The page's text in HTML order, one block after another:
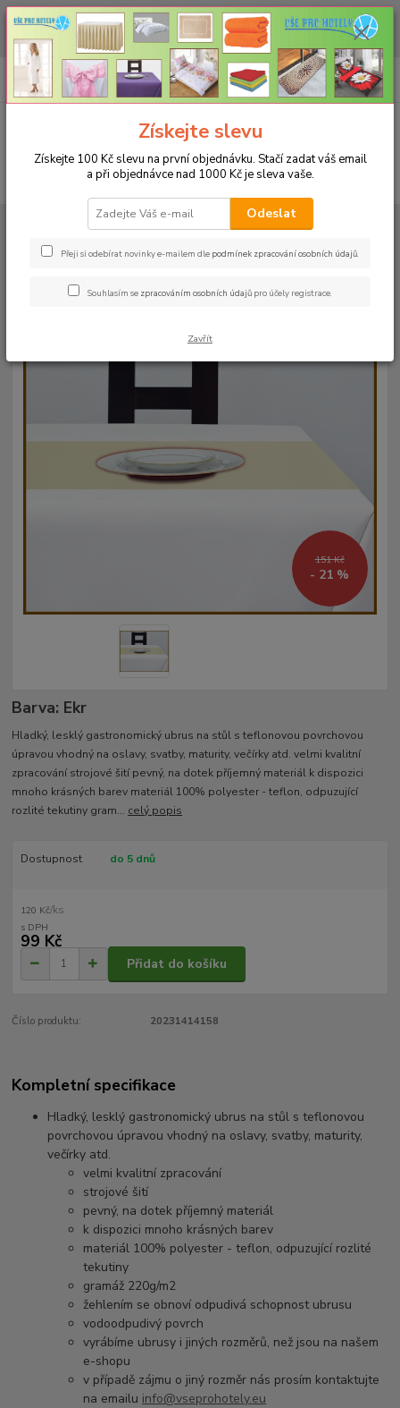
CHCETE NAKOUPIT VĚTŠÍ MNOŽSTVÍ NAŠICH PRODUKTŮ ZA LEPŠÍ
CENU? Klikněte ZDE
CZK
+420 773 794 023
Pondělí-pátek 9-16 hodin
0ks
za0 Kč
UBRUSY
Luxusní ubrusy Atlas-Rodos s vodoodpudivou úpravou
Ubrus ATLAS 38x140cm ekr
151 Kč
- 21 %
Barva: Ekr
Hladký, lesklý gastronomický ubrus na stůl s teflonovou povrchovou
úpravou vhodný na oslavy, svatby, maturity, večírky atd. velmi kvalitní
zpracování strojové šití pevný, na dotek příjemný materiál k dispozici
mnoho krásných barev materiál 100% polyester - teflon, odpuzující
rozlité tekutiny gram... celý popis
Dostupnost do 5 dnů
120 Kč/ks
99 Kč
Přidat do košíku
Číslo produktu: 20231414158
Kompletní specifikace
Hladký, lesklý gastronomický ubrus na stůl s teflonovou
povrchovou úpravou vhodný na oslavy, svatby, maturity,
večírky atd.
velmi kvalitní zpracování
strojové šití
pevný, na dotek příjemný materiál
k dispozici mnoho krásných barev
materiál 100% polyester - teflon, odpuzující rozlité
tekutiny
gramáž 220g/m2
žehlením se obnoví odpudivá schopnost ubrusu
vodoodpudivý povrch
vyrábíme ubrusy i jiných rozměrů, než jsou na našem
e-shopu
v případě zájmu o jiný rozměr nás prosím kontaktujte
na emailu info@vseprohotely.eu
Získejte slevu
Získejte 100 Kč slevu na první objednávku. Stačí zadat váš email
a při objednávce nad 1000 Kč je sleva vaše.
Odeslat
Přeji si odebírat novinky e-mailem dle podmínek zpracování osobních údajů.
Souhlasím se zpracováním osobních údajů pro účely registrace.
Zavřít